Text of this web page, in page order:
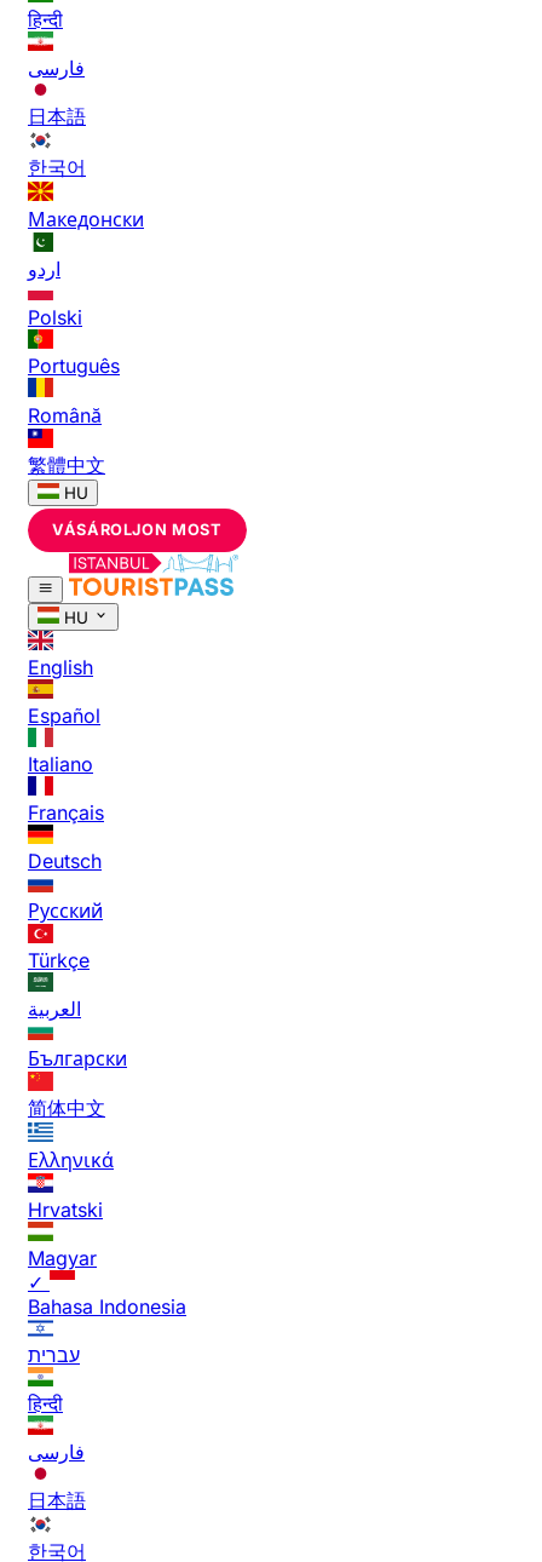
हिन्दी
فارسی
日本語
한국어
Македонски
اردو
Polski
Português
Română
繁體中文
HU
VÁSÁROLJON MOST
HU
English
Español
Italiano
Français
Deutsch
Русский
Türkçe
العربية
Български
简体中文
Ελληνικά
Hrvatski
Magyar
✓
Bahasa Indonesia
עברית
हिन्दी
فارسی
日本語
한국어